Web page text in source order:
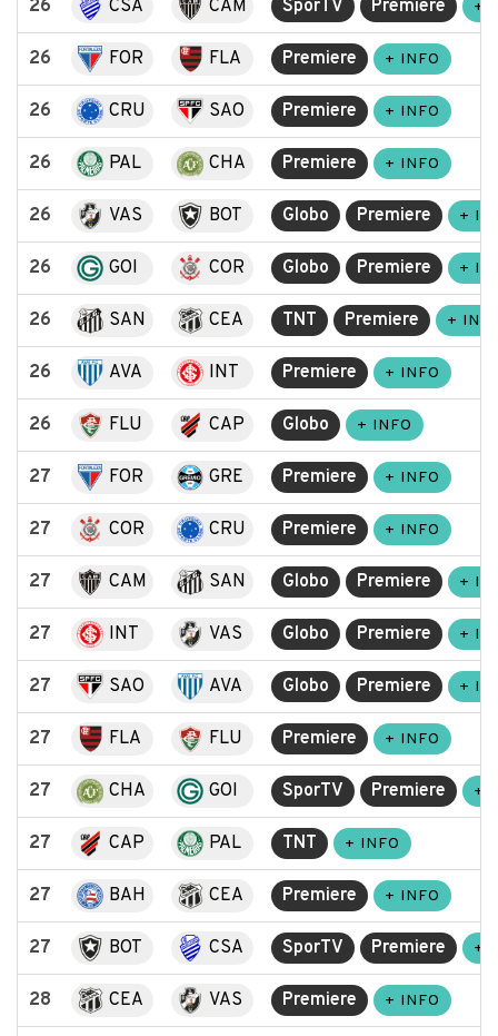
26 CSA CAM SporTV Premiere +
26 FOR FLA Premiere + INFO
26 CRU SAO Premiere + INFO
26 PAL CHA Premiere + INFO
26 VAS BOT Globo Premiere +
26 GOI COR Globo Premiere +
26 SAN CEA TNT Premiere +
26 AVA INT Premiere + INFO
26 FLU CAP Globo + INFO
27 FOR GRE Premiere + INFO
27 COR CRU Premiere + INFO
27 CAM SAN Globo Premiere +
27 INT VAS Globo Premiere +
27 SAO AVA Globo Premiere +
27 FLA FLU Premiere + INFO
27 CHA GOI SporTV Premiere +
27 CAP PAL TNT + INFO
27 BAH CEA Premiere + INFO
27 BOT CSA SporTV Premiere +
28 CEA VAS Premiere + INFO